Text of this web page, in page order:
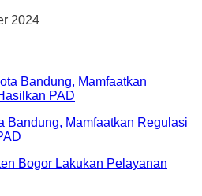
2024
Bandung, Mamfaatkan Regulasi